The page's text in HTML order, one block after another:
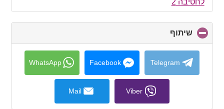
שיתוף
to
collapse
contents
Telegram
Facebook
WhatsApp
Viber
Mail